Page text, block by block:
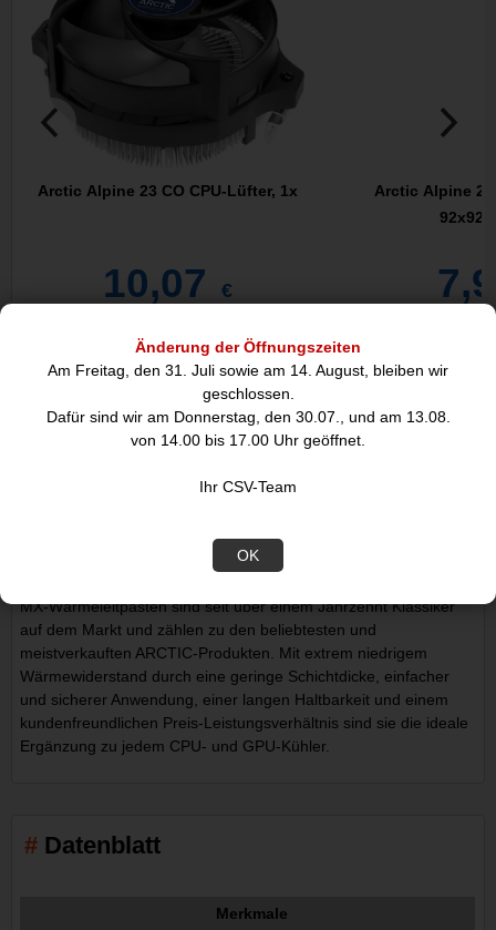
Änderung der Öffnungszeiten
Am Freitag, den 31. Juli sowie am 14. August, bleiben wir
geschlossen.
Dafür sind wir am Donnerstag, den 30.07., und am 13.08.
von 14.00 bis 17.00 Uhr geöffnet.
Ihr CSV-Team
OK
Arctic Alpine 23 CO CPU-Lüfter, 1x
10,07 €
Arctic Alpine
Beschreibung
ARCTIC MX-7
MX-Wärmeleitpasten sind seit über einem Jahrzehnt Klassiker
auf dem Markt und zählen zu den beliebtesten und
meistverkauften ARCTIC-Produkten. Mit extrem niedrigem
Wärmewiderstand durch eine geringe Schichtdicke, einfacher
und sicherer Anwendung, einer langen Haltbarkeit und einem
kundenfreundlichen Preis-Leistungsverhältnis sind sie die ideale
Ergänzung zu jedem CPU- und GPU-Kühler.
Datenblatt
Merkmale